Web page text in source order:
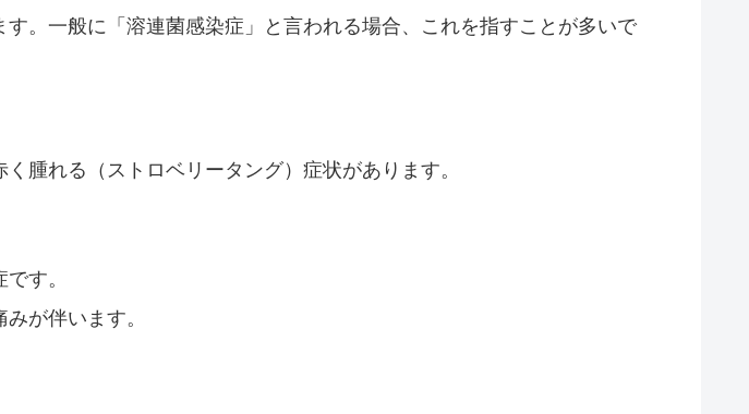
。一般に「溶連菌感染症」と言われる場合、これを指すことが多いで
腫れる（ストロベリータング）症状があります。
す。
が伴います。